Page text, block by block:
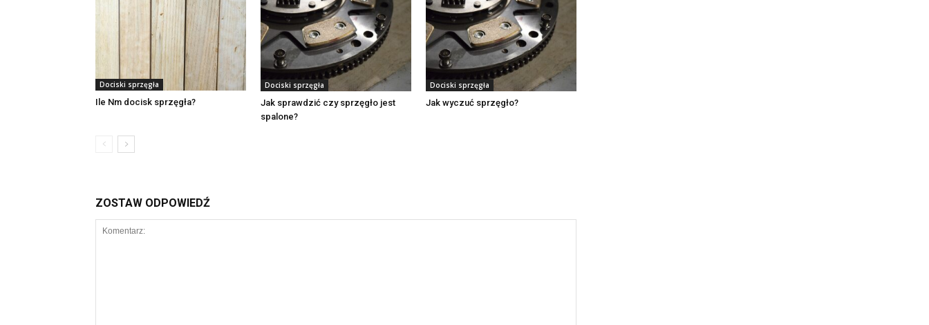
Dociski sprzęgła
Ile Nm docisk sprzęgła?
Dociski sprzęgła
Jak sprawdzić czy sprzęgło jest
spalone?
Dociski sprzęgła
Jak wyczuć sprzęgło?
ZOSTAW ODPOWIEDŹ